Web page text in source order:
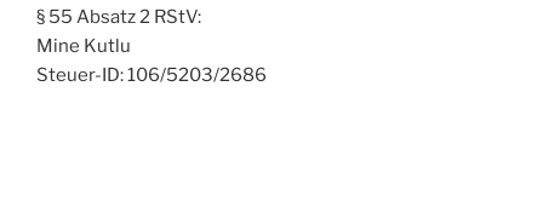
§ 55 Absatz 2 RStV:
Mine Kutlu
Steuer-ID: 106/5203/2686